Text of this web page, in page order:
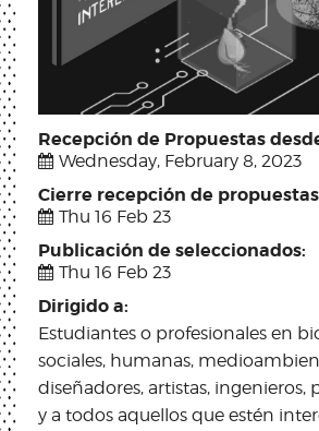
Recepción de Propuestas
Wednesday, February 8, 2023
Cierre recepción de
Thu 16 Feb 23
Publicación de seleccionados:
Thu 16 Feb 23
Dirigido a:
Estudiantes o profesionales en
sociales, humanas,
diseñadores, artistas, ingenieros,
y a todos aquellos que estén